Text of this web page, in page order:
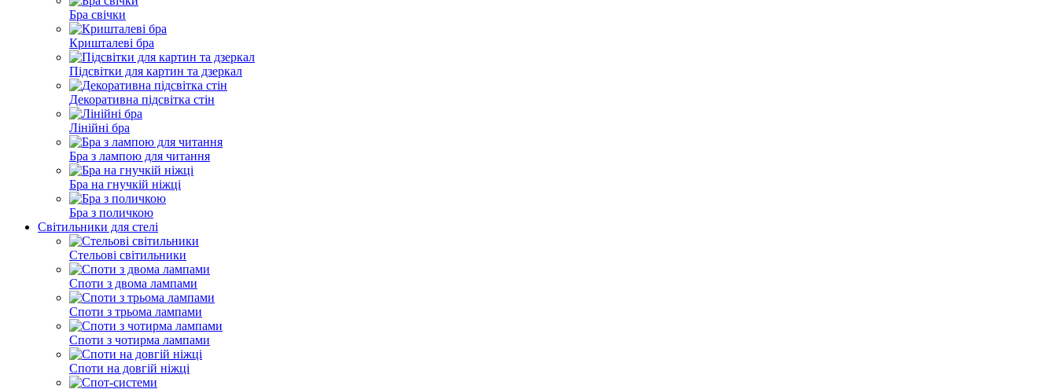
Бра свічки
Кришталеві бра
Підсвітки для картин та дзеркал
Декоративна підсвітка стін
Лінійні бра
Бра з лампою для читання
Бра на гнучкій ніжці
Бра з поличкою
Світильники для стелі
Стельові світильники
Споти з двома лампами
Споти з трьома лампами
Споти з чотирма лампами
Споти на довгій ніжці